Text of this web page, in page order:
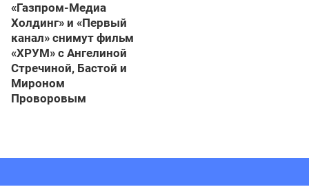
«Газпром-Медиа
Холдинг» и «Первый
канал» снимут фильм
«ХРУМ» с Ангелиной
Стречиной, Бастой и
Мироном
Проворовым